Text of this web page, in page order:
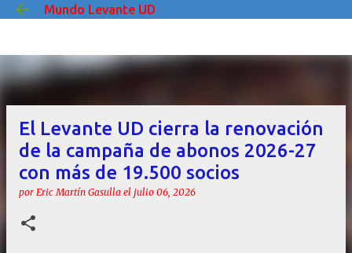
Ir al contenido principal
Mundo Levante UD
El Levante UD cierra la renovación
de la campaña de abonos 2026-27
con más de 19.500 socios
por Eric Martín Gasulla el julio 06, 2026